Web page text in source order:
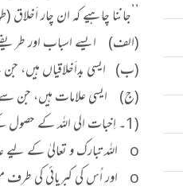
’’جاننا چاہیے کہ ان چار
(الف) ایسے اسباب اور
(ب) ایسی بداَخلاقیاں ہیں،
(ج) ایسی علامات ہیں، جن سے
(1۔ اِخبات الی اللہ کے حصول کے اسباب اور طریقہ)
o اللہ تبارک و تعالیٰ کے لیے عاجزی اور انکساری اختیار کرنا،
o اور اُس کی کبریائی کی طرف متوجہ رہنا،